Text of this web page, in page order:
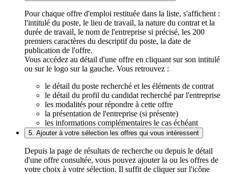
Pour chaque offre d'emploi restituée dans la liste, s'affichent :
l'intitulé du poste, le lieu de travail, la nature du contrat et la
durée de travail, le nom de l'entreprise si précisé, les 200
premiers caractères du descriptif du poste, la date de
publication de l'offre.
Vous accédez au détail d'une offre en cliquant sur son intitulé
ou sur le logo sur la gauche. Vous retrouvez :
le détail du poste recherché et les éléments de contrat
le détail du profil du candidat recherché par l'entreprise
les modalités pour répondre à cette offre
la présentation de l'entreprise (si présente)
les informations complémentaires le cas échéant
5. Ajouter à votre sélection les offres qui vous intéressent
Depuis la page de résultats de recherche ou depuis le détail
d'une offre consultée, vous pouvez ajouter la ou les offres de
votre choix à votre sélection. Il suffit de cliquer sur l'icône